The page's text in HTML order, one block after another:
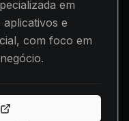
em
aplicativos e
com foco em